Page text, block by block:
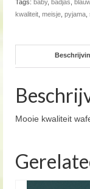
Tags: baby, badjas blauw
kwaliteit meisje pyjama
Mooie kwaliteit